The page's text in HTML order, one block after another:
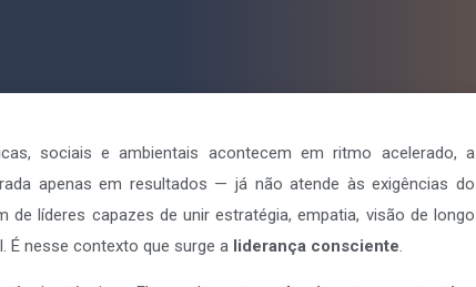
sociais e ambientais acontecem em ritmo acelerado, a
apenas em resultados — já não atende às exigências do
de líderes capazes de unir estratégia, empatia, visão de longo
nesse contexto que surge a liderança consciente.